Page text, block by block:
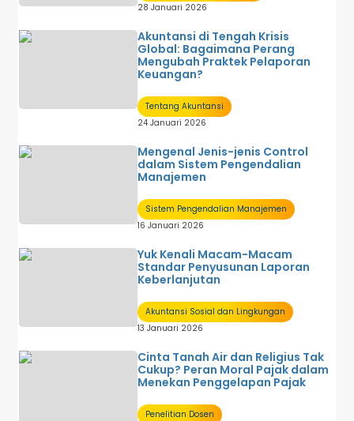
28 Januari 2026
Akuntansi di Tengah Krisis
Global: Bagaimana Perang
Mengubah Praktek Pelaporan
Keuangan?
Tentang Akuntansi
24 Januari 2026
Mengenal Jenis-jenis Control
dalam Sistem Pengendalian
Manajemen
Sistem Pengendalian Manajemen
16 Januari 2026
Yuk Kenali Macam-Macam
Standar Penyusunan Laporan
Keberlanjutan
Akuntansi Sosial dan Lingkungan
13 Januari 2026
Cinta Tanah Air dan Religius Tak
Cukup? Peran Moral Pajak dalam
Menekan Penggelapan Pajak
Penelitian Dosen